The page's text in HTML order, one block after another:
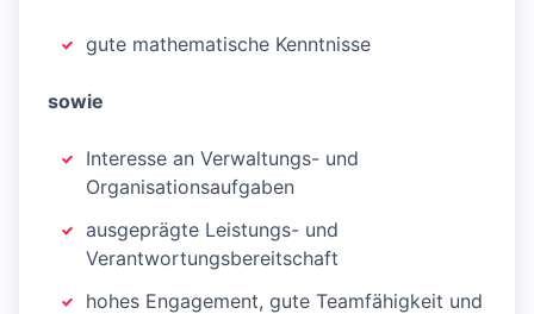
gute mathematische Kenntnisse
sowie
Interesse an Verwaltungs- und
Organisationsaufgaben
ausgeprägte Leistungs- und
Verantwortungsbereitschaft
hohes Engagement, gute Teamfähigkeit und